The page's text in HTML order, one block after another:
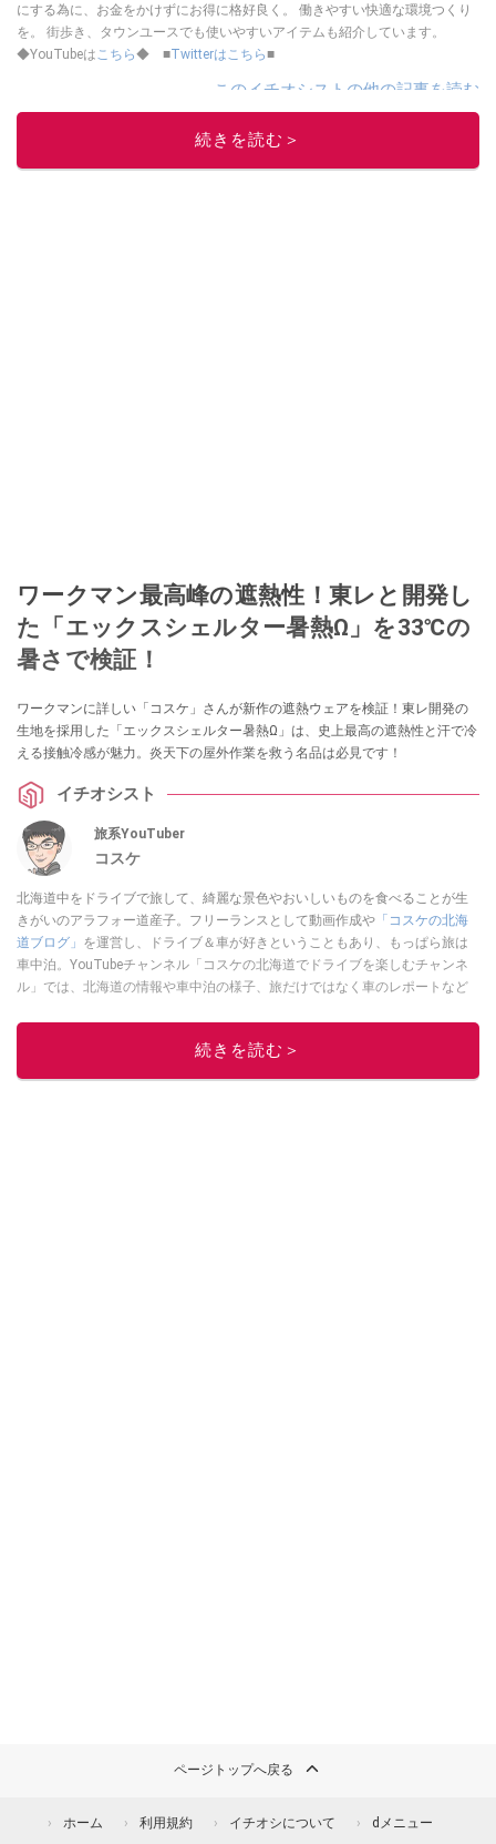
にする為に、お金をかけずにお得に格好良く。 働きやすい快適な環境つくり
を。 街歩き、タウンユースでも使いやすいアイテムも紹介しています。
◆YouTubeはこちら◆ ■Twitterはこちら■
このイチオシストの他の記事を読む
続きを読む＞
ワークマン最高峰の遮熱性！東レと開発し
た「エックスシェルター暑熱Ω」を33℃の
暑さで検証！
ワークマンに詳しい「コスケ」さんが新作の遮熱ウェアを検証！東レ開発の
生地を採用した「エックスシェルター暑熱Ω」は、史上最高の遮熱性と汗で冷
える接触冷感が魅力。炎天下の屋外作業を救う名品は必見です！
イチオシスト
旅系YouTuber
コスケ
北海道中をドライブで旅して、綺麗な景色やおいしいものを食べることが生
きがいのアラフォー道産子。フリーランスとして動画作成や 「コスケの北海
道ブログ」 を運営し、ドライブ＆車が好きということもあり、もっぱら旅は
車中泊。YouTubeチャンネル「コスケの北海道でドライブを楽しむチャンネ
ル」では、北海道の情報や車中泊の様子、旅だけではなく車のレポートなど
このイチオシストの他の記事を読む
続きを読む＞
ページトップへ戻る
ホーム 利用規約 イチオシについて dメニュー